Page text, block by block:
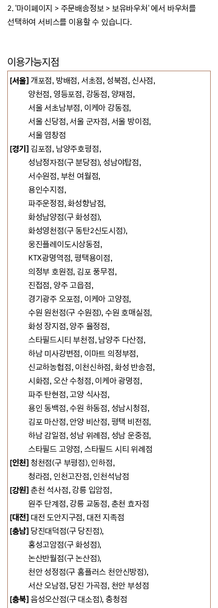
2. '마이페이지 > 주문배송정보 > 보유바우처' 에서 바우처를
선택하여 서비스를 이용할 수 있습니다.
이용가능지점
[서울] 개포점, 방배점, 서초점, 성북점, 신사점,
양천점, 영등포점, 강동점, 양재점,
서울 서초남부점, 이케아 강동점,
서울 신당점, 서울 군자점, 서울 방이점,
서울 염창점
[경기] 김포점, 남양주호평점,
성남정자점(구 분당점), 성남야탑점,
서수원점, 부천 여월점,
용인수지점,
파주운정점, 화성향남점,
화성남양점(구 화성점),
화성영천점(구 동탄2신도시점),
웅진플레이도시상동점,
KTX광명역점, 평택용이점,
의정부 호원점, 김포 풍무점,
진접점, 양주 고읍점,
경기광주 오포점, 이케아 고양점,
수원 원천점(구 수원점), 수원 호매실점,
화성 장지점, 양주 율정점,
스타필드시티 부천점, 남양주 다산점,
하남 미사강변점, 이마트 의정부점,
신교하농협점, 이천신하점, 화성 반송점,
시화점, 오산 수청점, 이케아 광명점,
파주 탄현점, 고양 식사점,
용인 동백점, 수원 하동점, 성남시청점,
김포 마산점, 안양 비산점, 평택 비전점,
하남 감일점,성남 위례점, 성남 운중점,
스타필드 고양점, 스타필드 시티 위례점
[인천] 청천점(구 부평점), 인하점,
청라점, 인천고잔점, 인천석남점
[강원] 춘천 석사점, 강릉 입암점,
원주 단계점, 강릉 교동점, 춘천 효자점
[대전] 대전 도안지구점, 대전 지족점
[충남] 당진대덕점(구 당진점),
홍성고암점(구 화성점),
논산반월점(구 논산점),
천안 성정점(구 홈플러스 천안신방점),
서산 오남점, 당진 가곡점, 천안 부성점
[충북] 음성오산점(구 대소점),충청점